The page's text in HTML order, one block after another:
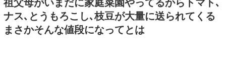
祖父母がいまだに家庭菜園やってるからトマト､
ナス､とうもろこし､枝豆が大量に送られてくる
まさかそんな値段になってとは